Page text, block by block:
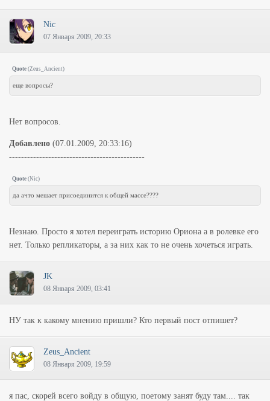
Nic
07 Января 2009, 20:33
Quote (Zeus_Ancient)
еще вопросы?
Нет вопросов.
Добавлено (07.01.2009, 20:33:16)
---------------------------------------------
Quote (Nic)
да ачто мешает присоединится к общей массе????
Незнаю. Просто я хотел переиграть историю Ориона а в ролевке его
нет. Только репликаторы, а за них как то не очень хочеться играть.
JK
08 Января 2009, 03:41
НУ так к какому мнению пришли? Кто первый пост отпишет?
Zeus_Ancient
08 Января 2009, 19:59
я пас, скорей всего войду в общую, поетому занят буду там.... так